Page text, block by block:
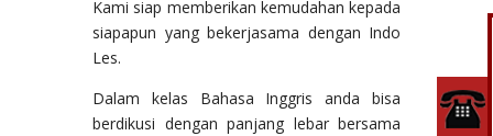
Kami siap memberikan kemudahan kepada
siapapun yang bekerjasama dengan Indo
Les.
Dalam kelas Bahasa Inggris anda bisa
berdikusi dengan panjang lebar bersama